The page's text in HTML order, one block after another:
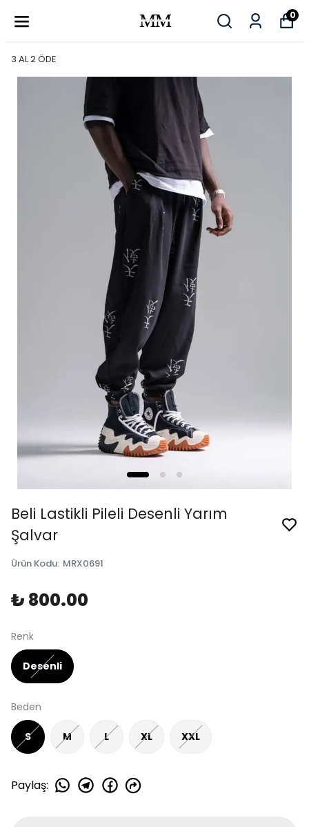
0
3 AL 2 ÖDE
Beli Lastikli Pileli Desenli Yarım
Şalvar
Ürün Kodu: MRX0691
₺ 800.00
Renk
Desenli
Beden
S M L XL XXL
Paylaş: